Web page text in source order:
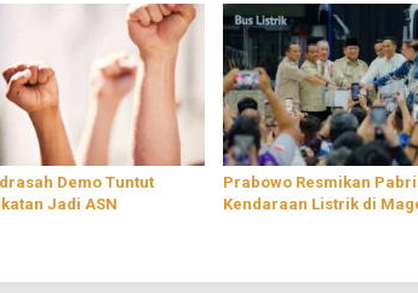
Demo Tuntut
Jadi ASN
Prabowo Resmikan
Kendaraan Listrik di